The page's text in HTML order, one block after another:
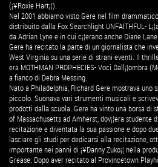
(¡¥Roxie Hart¡¦).
Nel 2001 abbiamo visto Gere nel film
distribuito dalla Fox Searchlight UNFAITHFUL-
da Adrian Lyne e in cui c¡¦erano anche Diane
Gere ha recitato la parte di un giornalista che
West Virginia su una serie di strani eventi. Il
era MOTHMAN PROPHECIES- Voci Dall¡¦ombra
a fianco di Debra Messing.
Nato a Philadelphia, Richard Gere mostrava
piccolo. Suonava vari strumenti musicali e
prodotti dalla scuola. Gere ha vinto una borsa di
of Massachusetts ad Amherst, dov¡¦era studente
recitazione e diventata la sua passione e dopo
lasciare gli studi per dedicarsi alla recitazione,
importante nei panni di ¡¥Danny Zuko¡¦ nella
Grease. Dopo aver recitato al Provincetown